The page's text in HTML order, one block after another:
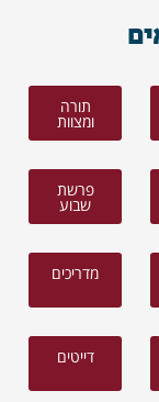
תורה
ומצוות
פרשת
שבוע
מדריכים
דייטים